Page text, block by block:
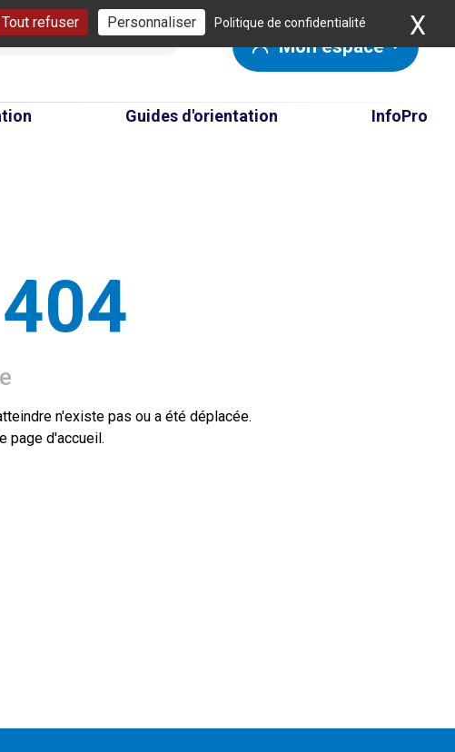
Tout refuser Personnaliser Politique de confidentialité X
Mon espace
Guides d'orientation InfoPro
404
n'existe pas ou a été déplacée.
page d'accueil.